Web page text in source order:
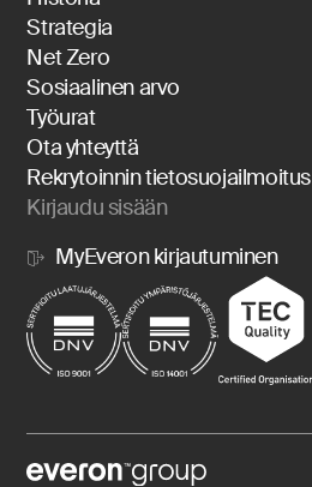
Strategia
Net Zero
Sosiaalinen arvo
Työurat
Ota yhteyttä
Rekrytoinnin tietosuojailmoitus
Kirjaudu sisään
MyEveron kirjautuminen